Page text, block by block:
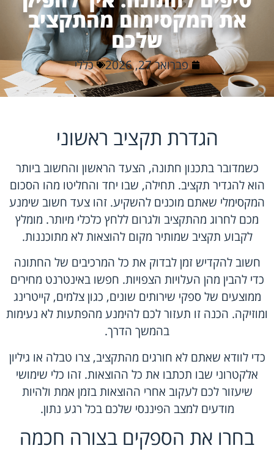
את המקסימום מהתקציב
שלכם
פברואר 27, 2026 כללי
הגדרת תקציב ראשוני
כשמדובר בתכנון חתונה, הצעד הראשון והחשוב ביותר
הוא להגדיר תקציב. תחילה, שבו יחד והחליטו מהו הסכום
המקסימלי שאתם מוכנים להשקיע. זהו צעד חשוב שימנע
מכם לחרוג מהתקציב ולגרום ללחץ כלכלי מיותר. מומלץ
לקבוע תקציב שמותיר מקום להוצאות לא מתוכננות.
חשוב להקדיש זמן לבדוק את כל המרכיבים של החתונה
כדי להבין מהן העלויות הצפויות. חפשו באינטרנט מחירים
ממוצעים של ספקי שירותים שונים, כגון צלמים, קייטרינג
ומוזיקה. הכנה זו תעזור לכם להימנע מהפתעות לא נעימות
בהמשך הדרך.
כדי לוודא שאתם לא חורגים מהתקציב, צרו טבלה או גיליון
אלקטרוני שבו תכתבו את כל ההוצאות. זהו כלי שימושי
שיעזור לכם לעקוב אחרי ההוצאות בזמן אמת ולהיות
מודעים למצב הפיננסי שלכם בכל רגע נתון.
בחרו את הספקים בצורה חכמה